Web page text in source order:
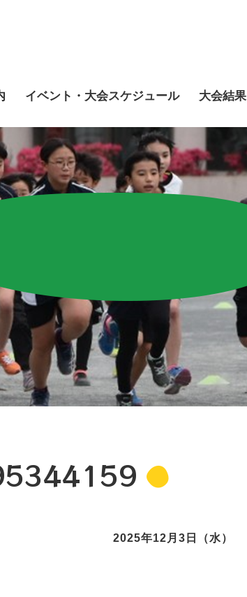
イベント・大会スケジュール 大会結果
2025年12月3日（水）